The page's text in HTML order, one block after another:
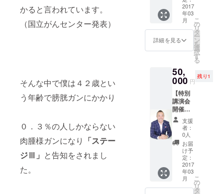
かると言われています。
（国立がんセンター発表）
そんな中で僕は４２歳とい
う年齢で膀胱ガンにかかり
０．３％の人しかならない
肉腫様ガンになり 「ステー
ジⅢ」 と告知をされまし
た。
合わせ
しま
す。 ※
２０１
７年３
ます。
※近畿二
府四県
以外
は、交
通費実
費を頂
きま
す。 ※
日程は
後日調
整いた
しま
す。 ※
仲井の
体調次
ビジネ
スの可
能性 ◆
あきっ
ぱ株式
会社
代表金
様 が
特別登
壇！
◆も
ちろん
仲井本
人も登
壇しま
す（２
時間）
・講演
会やコ
ミュニ
ティ、
セミ
ナー登
2017
年03
月
詳細を見る
こ
の
リ
タ
ー
ン
を
選
択
す
る
50,
000 円
残り1
【特別
講演会
開催い
たしま
す！】
テーマ
例： ◆
世界中
の現場
スタッ
フを輝
かせる
「ほめ
支援
者：
0人
お届
け予
定：
2017
年03
月
こ
の
リ
タ